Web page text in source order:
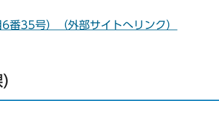
番35号）（外部サイトへリンク）